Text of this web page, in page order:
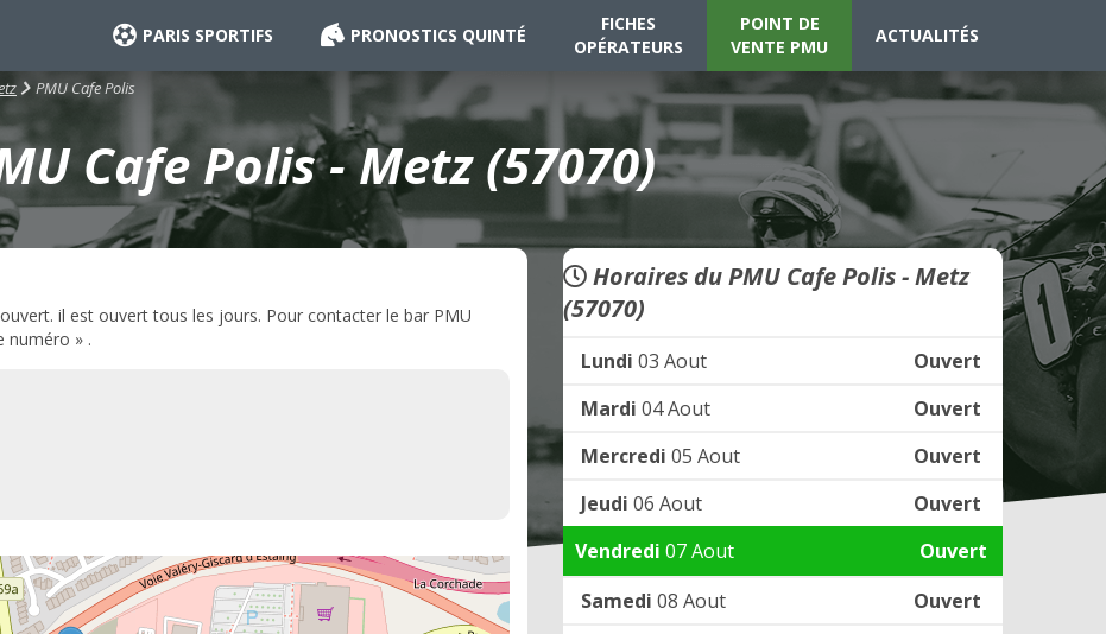
PARIS SPORTIFS PRONOSTICS QUINTÉ
FICHES
OPÉRATEURS
POINT DE
VENTE PMU
ACTUALITÉS
PMU Cafe Polis
Cafe Polis - Metz (57070)
il est ouvert tous les jours. Pour contacter le bar PMU
numéro » .
Horaires du PMU Cafe Polis - Metz
(57070)
Lundi 03 Aout
Ouvert
Mardi 04 Aout
Ouvert
Mercredi 05 Aout
Ouvert
Jeudi 06 Aout
Ouvert
Vendredi 07 Aout
Ouvert
Samedi 08 Aout
Ouvert